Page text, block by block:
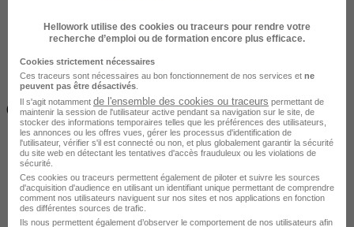
(14h)
Hellowork utilise des cookies ou traceurs pour rendre votre
recherche d’emploi ou de formation encore plus efficace.
Cookies strictement nécessaires
Ces traceurs sont nécessaires au bon fonctionnement de nos services et ne
peuvent pas être désactivés
Il s'agit notamment de l'ensemble des cookies ou traceurs permettant de
maintenir la session de l'utilisateur active pendant sa navigation sur le site, de
stocker des informations temporaires telles que les préférences des utilisateurs,
les annonces ou les offres vues, gérer les processus d'identification de
l'utilisateur, vérifier s'il est connecté ou non, et plus globalement garantir la sécurité
du site web en détectant les tentatives d'accès frauduleux ou les violations de
sécurité.
Ces cookies ou traceurs permettent également de piloter et suivre les sources
d'acquisition d'audience en utilisant un identifiant unique permettant de comprendre
comment nos utilisateurs naviguent sur nos sites et nos applications en fonction
des différentes sources de trafic.
Ils nous permettent également d’observer le comportement de nos utilisateurs afin